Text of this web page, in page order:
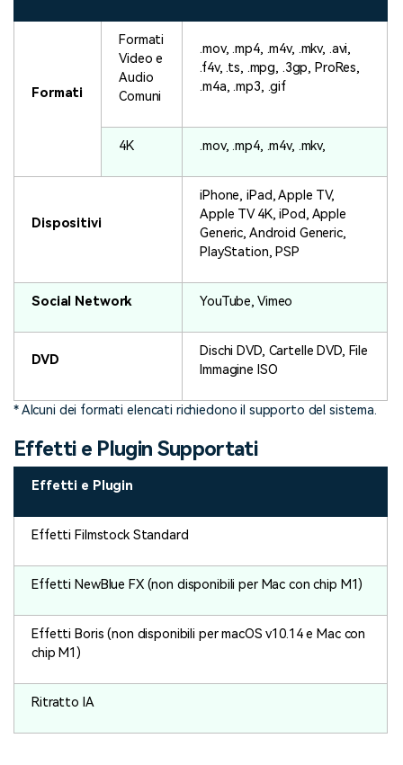
Formati
Formati
Video e
Audio
Comuni
.mov, .mp4, .m4v, .mkv, .avi,
.f4v, .ts, .mpg, .3gp, ProRes,
.m4a, .mp3, .gif
4K .mov, .mp4, .m4v, .mkv,
Dispositivi
iPhone, iPad, Apple TV,
Apple TV 4K, iPod, Apple
Generic, Android Generic,
PlayStation, PSP
Social Network YouTube, Vimeo
DVD
Dischi DVD, Cartelle DVD, File
Immagine ISO
* Alcuni dei formati elencati richiedono il supporto del sistema.
Effetti e Plugin Supportati
Effetti e Plugin
Effetti Filmstock Standard
Effetti NewBlue FX (non disponibili per Mac con chip M1)
Effetti Boris (non disponibili per macOS v10.14 e Mac con
chip M1)
Ritratto IA